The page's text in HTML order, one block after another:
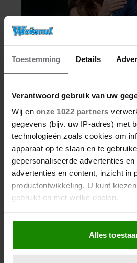
Toestemming Details
Verantwoord gebruik van uw
Wij en onze 1022 partners
gegevens (bijv. uw IP-adres) met
technologieën zoals cookies om
apparaat op te slaan en te
gepersonaliseerde advertenties
advertenties en content, inzicht in
productontwikkeling. U kunt
gebruikt en met welke doelen.
Als u het toestaat, willen we ook
Informatie verzamelen
locatie, die tot een paar meter
Alles